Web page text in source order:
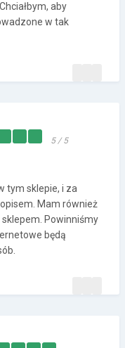
aby
w tak
5 / 5
tym sklepie, i za
Mam również
Powinniśmy
będą